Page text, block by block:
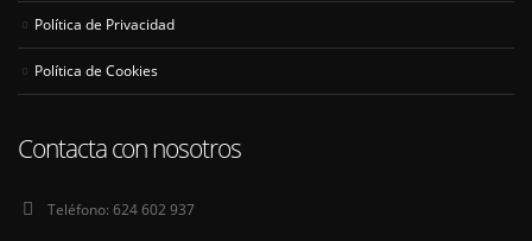
Política de Privacidad
Política de Cookies
Contacta con nosotros
Teléfono: 624 602 937